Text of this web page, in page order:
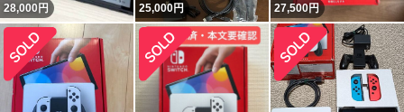
28,000 円 25,000円 27,500円